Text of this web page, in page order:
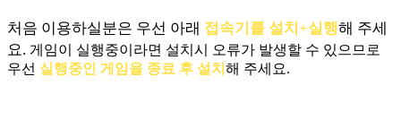
처음 이용하실분은 우선 아래 접속기를 설치+실행해 주세
요. 게임이 실행중이라면 설치시 오류가 발생할 수 있으므로
우선 실행중인 게임을 종료 후 설치 해 주세요.